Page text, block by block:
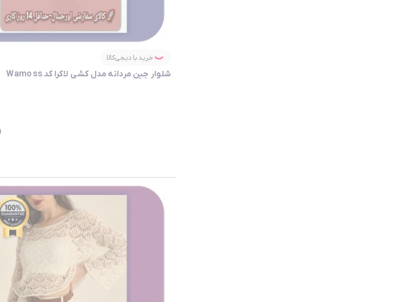
خرید با دیجی‌کالا
شلوار جین مردانه مدل کشی لاکرا کد Wamoss